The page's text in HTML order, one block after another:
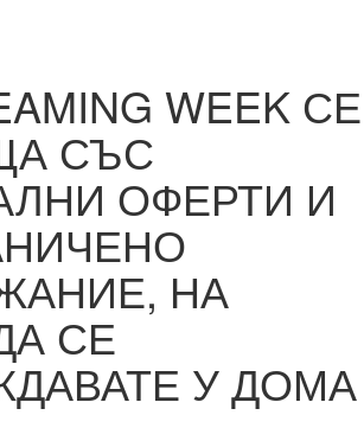
WEEK СЕ
СЪС
ОФЕРТИ И
НА
СЕ
У ДОМА